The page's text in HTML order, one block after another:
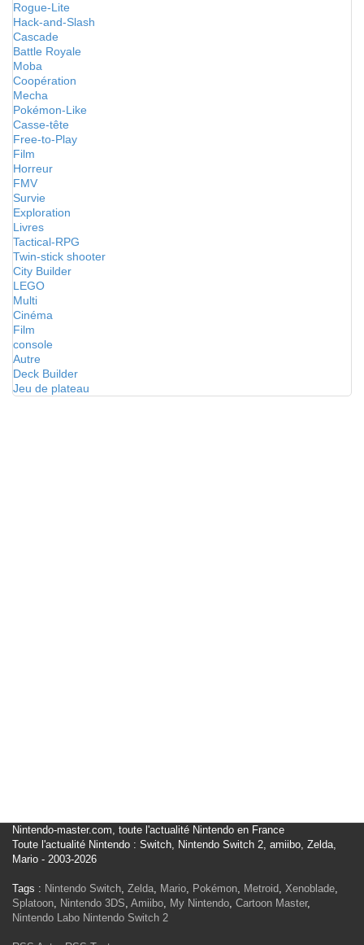
Rogue-Lite
Hack-and-Slash
Cascade
Battle Royale
Moba
Coopération
Mecha
Pokémon-Like
Casse-tête
Free-to-Play
Film
Horreur
FMV
Survie
Exploration
Livres
Tactical-RPG
Twin-stick shooter
City Builder
LEGO
Multi
Cinéma
Film
console
Autre
Deck Builder
Jeu de plateau
Nintendo-master.com, toute l'actualité Nintendo en France
Toute l'actualité Nintendo : Switch, Nintendo Switch 2, amiibo, Zelda,
Mario - 2003-2026
Tags : Nintendo Switch, Zelda, Mario, Pokémon, Metroid, Xenoblade,
Splatoon, Nintendo 3DS, Amiibo, My Nintendo, Cartoon Master,
Nintendo Labo Nintendo Switch 2